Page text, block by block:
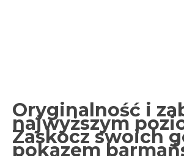
Oryginalność i
najwyższym
Zaskocz swoich
pokazem